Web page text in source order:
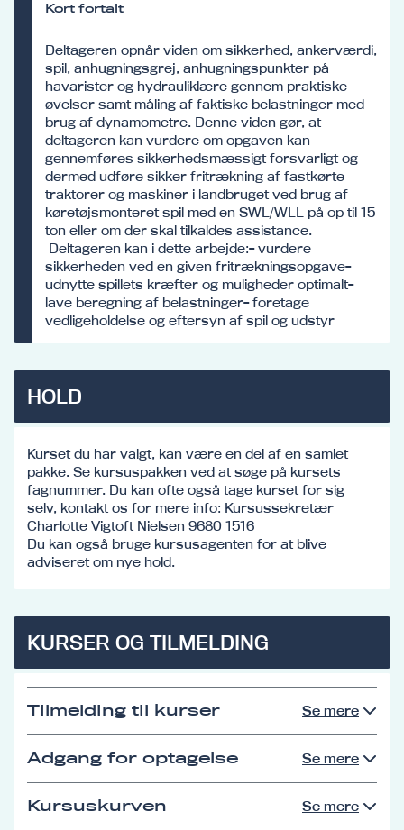
Kort fortalt
Deltageren opnår viden om sikkerhed, ankerværdi,
spil, anhugningsgrej, anhugningspunkter på
havarister og hydrauliklære gennem praktiske
øvelser samt måling af faktiske belastninger med
brug af dynamometre. Denne viden gør, at
deltageren kan vurdere om opgaven kan
gennemføres sikkerhedsmæssigt forsvarligt og
dermed udføre sikker fritrækning af fastkørte
traktorer og maskiner i landbruget ved brug af
køretøjsmonteret spil med en SWL/WLL på op til 15
ton eller om der skal tilkaldes assistance.
Deltageren kan i dette arbejde:- vurdere
sikkerheden ved en given fritrækningsopgave-
udnytte spillets kræfter og muligheder optimalt-
lave beregning af belastninger- foretage
vedligeholdelse og eftersyn af spil og udstyr
HOLD
Kurset du har valgt, kan være en del af en samlet
pakke. Se kursuspakken ved at søge på kursets
fagnummer. Du kan ofte også tage kurset for sig
selv, kontakt os for mere info: Kursussekretær
Charlotte Vigtoft Nielsen 9680 1516
Du kan også bruge kursusagenten for at blive
adviseret om nye hold.
KURSER OG TILMELDING
Tilmelding til kurser Se mere
Adgang for optagelse Se mere
Kursuskurven Se mere